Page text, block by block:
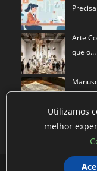
Arte
que o…
Política de
Utilizamos
melhor